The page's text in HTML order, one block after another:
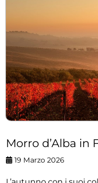
Morro d’Alba in
19 Marzo 2026